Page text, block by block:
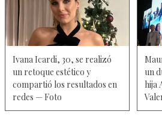
Ivana Icardi, 30, se realizó
un retoque estético y
compartió los resultados en
redes — Foto
un
hija